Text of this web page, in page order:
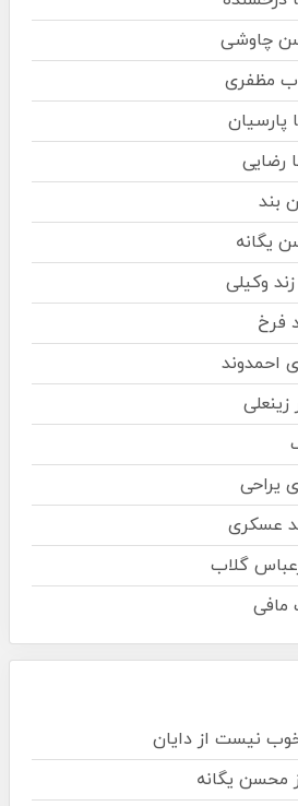
چاوشی
مظفری
پارسیان
رضایی
بند
یگانه
وکیلی
فرخ
احمدوند
یراحی
عسکری
گلاب
مافی
نیست از دایان
محسن یگانه